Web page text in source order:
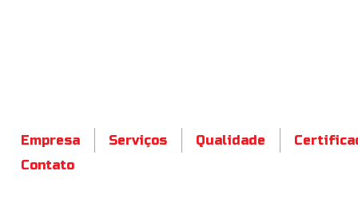
Empresa Serviços Qualidade
Contato